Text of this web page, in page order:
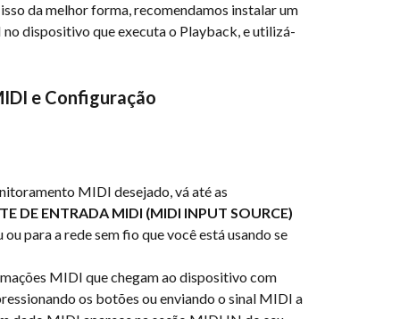
da melhor forma, recomendamos instalar um
dispositivo que executa o Playback, e utilizá-
e Configuração
MIDI desejado, vá até as
DE ENTRADA MIDI (MIDI INPUT SOURCE)
para a rede sem fio que você está usando se
MIDI que chegam ao dispositivo com
os botões ou enviando o sinal MIDI a